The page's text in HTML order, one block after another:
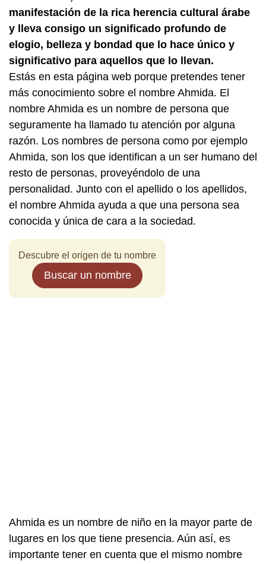
manifestación de la rica herencia cultural árabe
y lleva consigo un significado profundo de
elogio, belleza y bondad que lo hace único y
significativo para aquellos que lo llevan.
Estás en esta página web porque pretendes tener
más conocimiento sobre el nombre Ahmida. El
nombre Ahmida es un nombre de persona que
seguramente ha llamado tu atención por alguna
razón. Los nombres de persona como por ejemplo
Ahmida, son los que identifican a un ser humano del
resto de personas, proveyéndolo de una
personalidad. Junto con el apellido o los apellidos,
el nombre Ahmida ayuda a que una persona sea
conocida y única de cara a la sociedad.
Descubre el origen de tu nombre
Buscar un nombre
Ahmida es un nombre de niño en la mayor parte de
lugares en los que tiene presencia. Aún así, es
importante tener en cuenta que el mismo nombre